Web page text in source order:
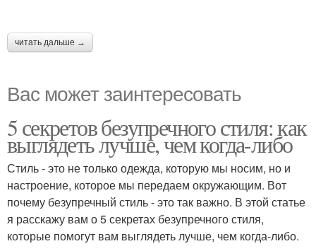
читать дальше →
Вас может заинтересовать
5 секретов безупречного стиля: как
выглядеть лучше, чем когда-либо
Стиль - это не только одежда, которую мы носим, но и
настроение, которое мы передаем окружающим. Вот
почему безупречный стиль - это так важно. В этой статье
я расскажу вам о 5 секретах безупречного стиля,
которые помогут вам выглядеть лучше, чем когда-либо.